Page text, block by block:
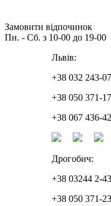
Замовити відпочинок
Пн. - Сб. з 10-00 до 19-00
Львів:
+38 032 243-
+38 050 371-
+38 067 436-
Дрогобич:
+38 03244 2-
+38 050 371-